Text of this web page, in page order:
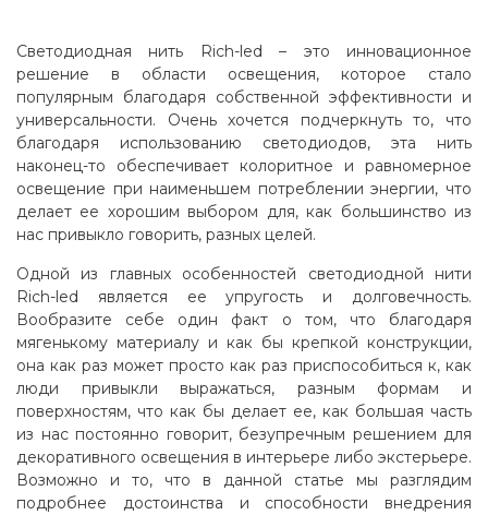
Светодиодная нить Rich-led – это инновационное
решение в области освещения, которое стало
популярным благодаря собственной эффективности и
универсальности. Очень хочется подчеркнуть то, что
благодаря использованию светодиодов, эта нить
наконец-то обеспечивает колоритное и равномерное
освещение при наименьшем потреблении энергии, что
делает ее хорошим выбором для, как большинство из
нас привыкло говорить, разных целей.
Одной из главных особенностей светодиодной нити
Rich-led является ее упругость и долговечность.
Вообразите себе один факт о том, что благодаря
мягенькому материалу и как бы крепкой конструкции,
она как раз может просто как раз приспособиться к, как
люди привыкли выражаться, разным формам и
поверхностям, что как бы делает ее, как большая часть
из нас постоянно говорит, безупречным решением для
декоративного освещения в интерьере либо экстерьере.
Возможно и то, что в данной статье мы разглядим
подробнее достоинства и способности внедрения